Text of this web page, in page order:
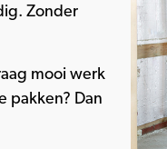
Zonder
mooi werk
pakken? Dan